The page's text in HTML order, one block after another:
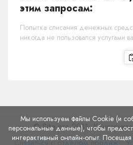
этим запросам:
Попытка списания денежных
никогда не пользовался услугами
© Site.pro 2011.
Связаться
Связаться с отделом продаж
Мы используем файлы Cookie (и
персональные данные), чтобы
интерактивный онлайн-опыт.